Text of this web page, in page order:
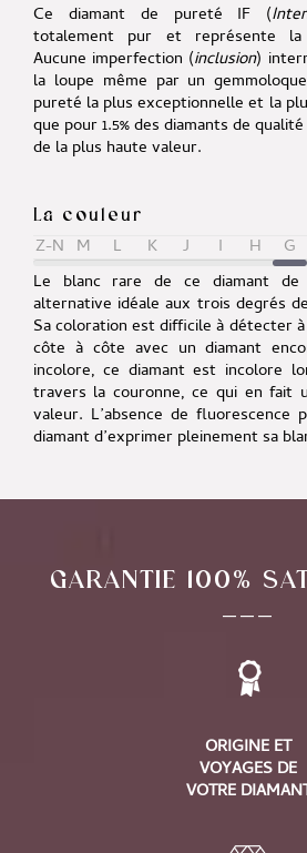
Ce diamant de pureté IF (
totalement pur et représente la
Aucune imperfection (inclusion)
la loupe même par un
pureté la plus exceptionnelle et la
que pour 1.5% des diamants de
de la plus haute valeur.
La couleur
Z-N M L K J I H G
Le blanc rare de ce diamant
alternative idéale aux trois degrés
Sa coloration est difficile à détecter
côte à côte avec un diamant
incolore, ce diamant est incolore
travers la couronne, ce qui en fait
valeur. L’absence de
diamant d’exprimer pleinement sa
GARANTIE 100%
ORIGINE ET
VOYAGES DE
VOTRE